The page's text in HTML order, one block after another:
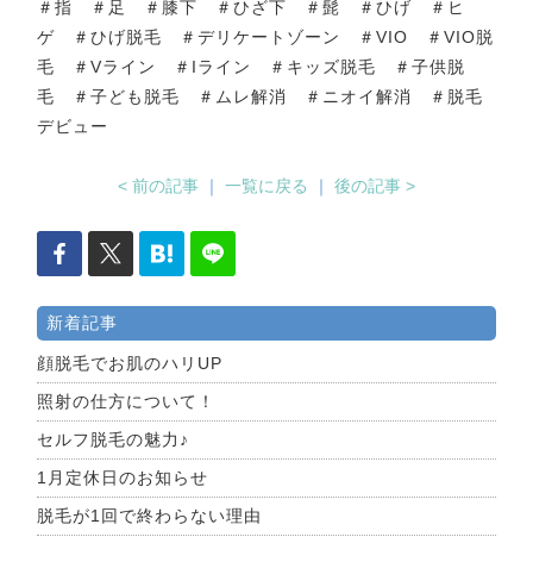
＃指 ＃足 ＃膝下 ＃ひざ下 ＃髭 ＃ひげ ＃ヒ
ゲ ＃ひげ脱毛 ＃デリケートゾーン ＃VIO ＃VIO脱
毛 ＃Vライン ＃Iライン ＃キッズ脱毛 ＃子供脱
毛 ＃子ども脱毛 ＃ムレ解消 ＃ニオイ解消 ＃脱毛
デビュー
< 前の記事 ｜ 一覧に戻る ｜ 後の記事 >
新着記事
顔脱毛でお肌のハリUP
照射の仕方について！
セルフ脱毛の魅力♪
1月定休日のお知らせ
脱毛が1回で終わらない理由